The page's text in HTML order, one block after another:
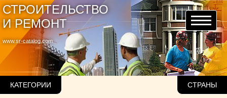
www.sr-catalog.com
СТРОИТЕЛЬСТВО
И РЕМОНТ
КАТЕГОРИИ СТРАНЫ